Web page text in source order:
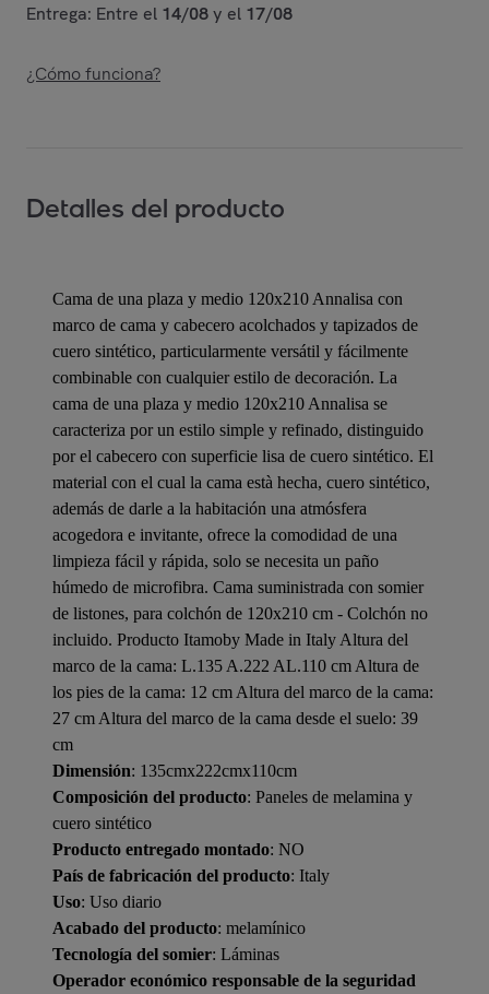
Entrega: Entre el 14/08y el 17/08
¿Cómo funciona?
Detalles del producto
Cama de una plaza y medio 120x210 Annalisa con
marco de cama y cabecero acolchados y tapizados de
cuero sintético, particularmente versátil y fácilmente
combinable con cualquier estilo de decoración. La
cama de una plaza y medio 120x210 Annalisa se
caracteriza por un estilo simple y refinado, distinguido
por el cabecero con superficie lisa de cuero sintético. El
material con el cual la cama està hecha, cuero sintético,
además de darle a la habitación una atmósfera
acogedora e invitante, ofrece la comodidad de una
limpieza fácil y rápida, solo se necesita un paño
húmedo de microfibra. Cama suministrada con somier
de listones, para colchón de 120x210 cm - Colchón no
incluido. Producto Itamoby Made in Italy Altura del
marco de la cama: L.135 A.222 AL.110 cm Altura de
los pies de la cama: 12 cm Altura del marco de la cama:
27 cm Altura del marco de la cama desde el suelo: 39
cm
Dimensión: 135cmx222cmx110cm
Composición del producto: Paneles de melamina y
cuero sintético
Producto entregado montado: NO
País de fabricación del producto: Italy
Uso: Uso diario
Acabado del producto: melamínico
Tecnología del somier: Láminas
Operador económico responsable de la seguridad